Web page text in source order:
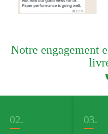
Notre engagement
02. 03.